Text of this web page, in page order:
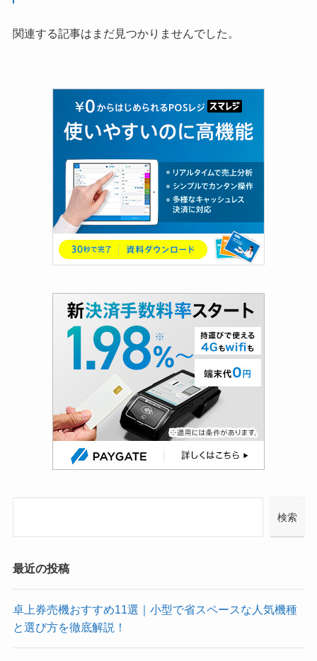
関連する記事はまだ見つかりませんでした。
検索
最近の投稿
卓上券売機おすすめ11選｜小型で省スペースな人気機種
と選び方を徹底解説！